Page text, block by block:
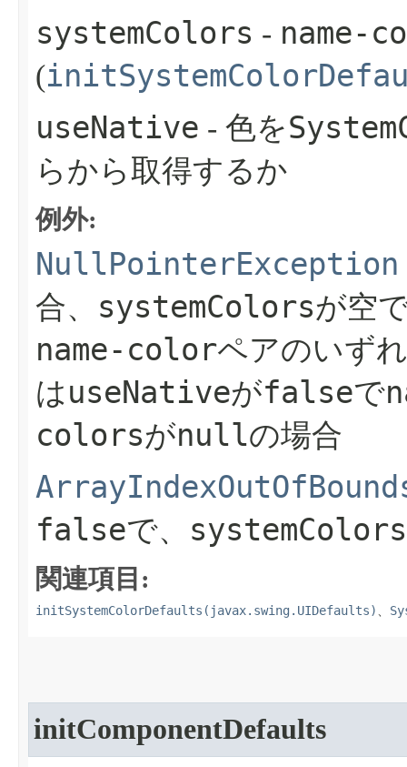
systemColors - name-
(
useNative - 色を
らから取得するか
例外:
NullPointerException
合、 systemColorsが空
name-colorペアのいず
はuseNativeがfalseで
colorsがnullの場合
falseで、
関連項目:
initSystemColorDefaults(javax.swing.UIDefaults) 、
initComponentDefaults